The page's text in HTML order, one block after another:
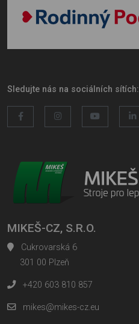
Sledujte nás na sociálních sítích:
MIKEŠ-CZ, S.R.O.
Cukrovarská 6
301 00 Plzeň
+420 603 810 857
mikes@mikes-cz.eu